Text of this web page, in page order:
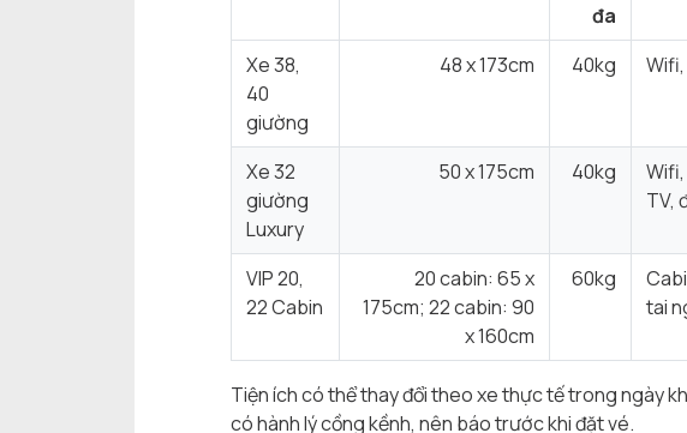
đa
Xe 38,
40
giường
48 x 173cm 40kg
Xe 32
giường
Luxury
50 x 175cm 40kg
TV,
VIP 20,
22 Cabin
20 cabin: 65 x
175cm; 22 cabin: 90
x 160cm
60kg
tai
Tiện ích có thể thay đổi theo xe thực tế trong ngày
có hành lý cồng kềnh, nên báo trước khi đặt vé.